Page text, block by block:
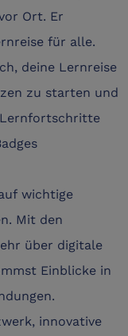
Ort. Er
für alle.
deine Lernreise
zu starten und
wichtige
Mit den
über digitale
Einblicke in
innovative